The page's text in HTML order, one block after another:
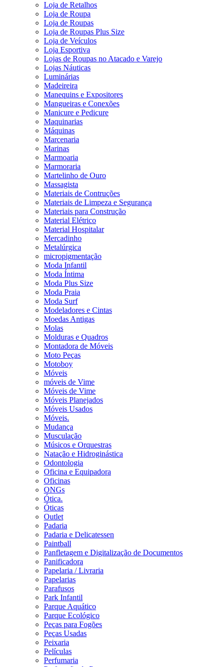
Loja de Retalhos
Loja de Roupa
Loja de Roupas
Loja de Roupas Plus Size
Loja de Veículos
Loja Esportiva
Lojas de Roupas no Atacado e Varejo
Lojas Náuticas
Luminárias
Madeireira
Manequins e Expositores
Mangueiras e Conexões
Manicure e Pedicure
Maquinarias
Máquinas
Marcenaria
Marinas
Marmoaria
Marmoraria
Martelinho de Ouro
Massagista
Materiais de Contruções
Materiais de Limpeza e Segurança
Materiais para Construção
Material Elétrico
Material Hospitalar
Mercadinho
Metalúrgica
micropigmentação
Moda Infantil
Moda Íntima
Moda Plus Size
Moda Praia
Moda Surf
Modeladores e Cintas
Moedas Antigas
Molas
Molduras e Quadros
Montadora de Móveis
Moto Peças
Motoboy
Móveis
móveis de Vime
Móveis de Vime
Móveis Planejados
Móveis Usados
Móveis.
Mudança
Musculação
Músicos e Orquestras
Natação e Hidroginástica
Odontologia
Oficina e Equipadora
Oficinas
ONGs
Ótica.
Óticas
Outlet
Padaria
Padaria e Delicatessen
Paintball
Panfletagem e Digitalização de Documentos
Panificadora
Papelaria / Livraria
Papelarias
Parafusos
Park Infantil
Parque Aquático
Parque Ecológico
Peças para Fogões
Peças Usadas
Peixaria
Películas
Perfumaria